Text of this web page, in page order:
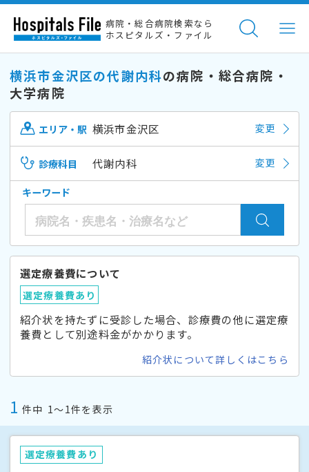
病院・総合病院検索なら
ホスピタルズ・ファイル
横浜市金沢区の代謝内科の病院・総合病院・
大学病院
エリア・駅 横浜市金沢区 変更
診療科目 代謝内科 変更
キーワード
選定療養費について
選定療養費あり
紹介状を持たずに受診した場合、診療費の他に選定療
養費として別途料金がかかります。
紹介状について詳しくはこちら
1 件中 1〜1件を表示
選定療養費あり